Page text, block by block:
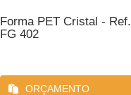
Forma PET Cristal - Ref.
FG 402
ORÇAMENTO